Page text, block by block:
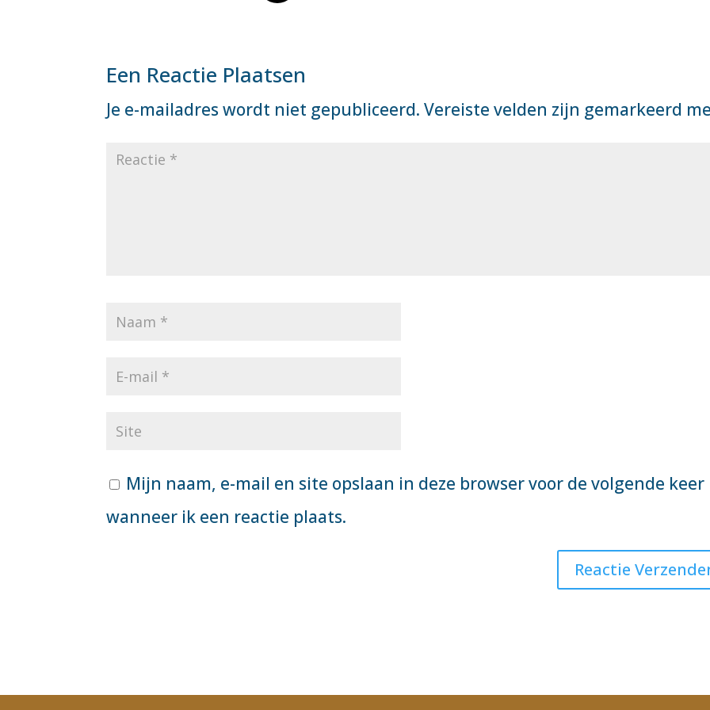
Een Reactie Plaatsen
Je e-mailadres wordt niet gepubliceerd. Vereiste velden zijn gemarkeerd
Mijn naam, e-mail en site opslaan in deze browser voor de volgende keer
wanneer ik een reactie plaats.